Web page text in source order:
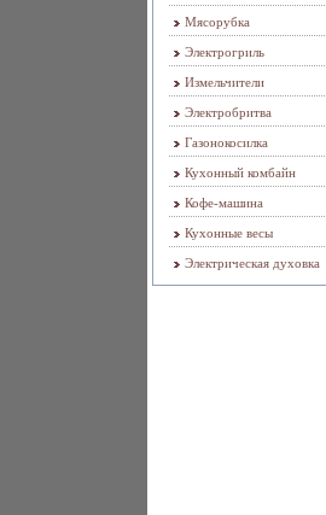
Мясорубка
Электрогриль
Измельчители
Электробритва
Газонокосилка
Кухонный комбайн
Кофе-машина
Кухонные весы
Электрическая духовка